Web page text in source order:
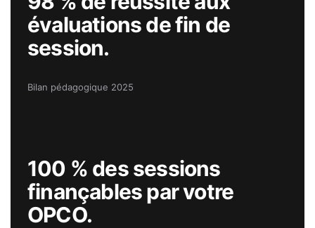
évaluations de fin de
session.
Bilan pédagogique 2025
100 % des sessions
finançables par votre
OPCO.